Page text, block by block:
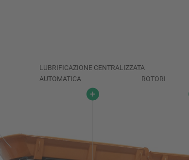
LUBRIFICAZIONE CENTRALIZZATA
AUTOMATICA
ROTORI